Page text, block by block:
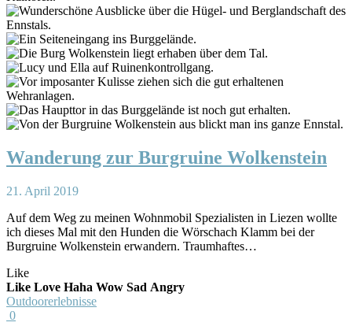
Wanderung zur Burgruine Wolkenstein
21. April 2019
Auf dem Weg zu meinen Wohnmobil Spezialisten in Liezen wollte
ich dieses Mal mit den Hunden die Wörschach Klamm bei der
Burgruine Wolkenstein erwandern. Traumhaftes…
Like
Like Love Haha Wow Sad Angry
Outdoorerlebnisse
0